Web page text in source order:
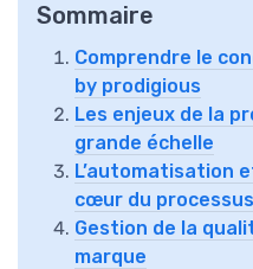
Sommaire
Comprendre le
by prodigious
Les enjeux de la
grande échelle
L’automatisation
cœur du processus
Gestion de la
marque